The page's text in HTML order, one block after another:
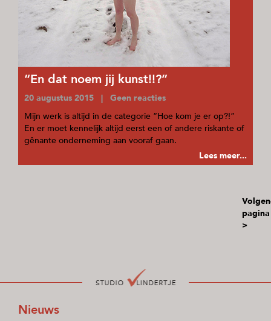
“En dat noem jij kunst!!?”
20 augustus 2015 | Geen reacties
Mijn werk is altijd in de categorie “Hoe kom je er op?!”
En er moet kennelijk altijd eerst een of andere riskante of
gênante onderneming aan vooraf gaan.
Lees meer...
pagina
>
Nieuws